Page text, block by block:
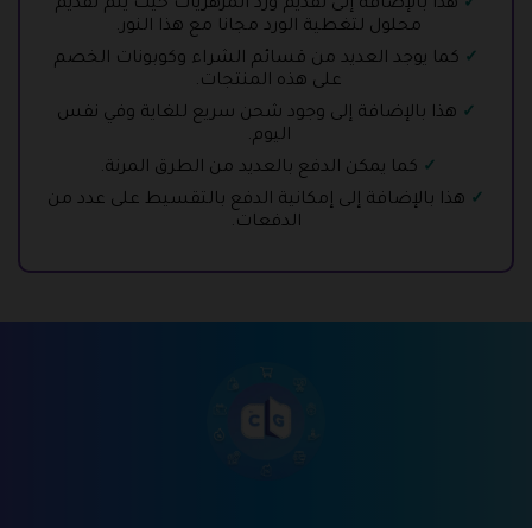
هذا بالإضافة إلى تقديم ورد المزهريات حيث يتم تقديم
محلول لتغطية الورد مجانا مع هذا النور.
كما يوجد العديد من قسائم الشراء وكوبونات الخصم
على هذه المنتجات.
هذا بالإضافة إلى وجود شحن سريع للغاية وفي نفس
اليوم.
كما يمكن الدفع بالعديد من الطرق المرنة.
هذا بالإضافة إلى إمكانية الدفع بالتقسيط على عدد من
الدفعات.